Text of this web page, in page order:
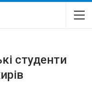
студенти